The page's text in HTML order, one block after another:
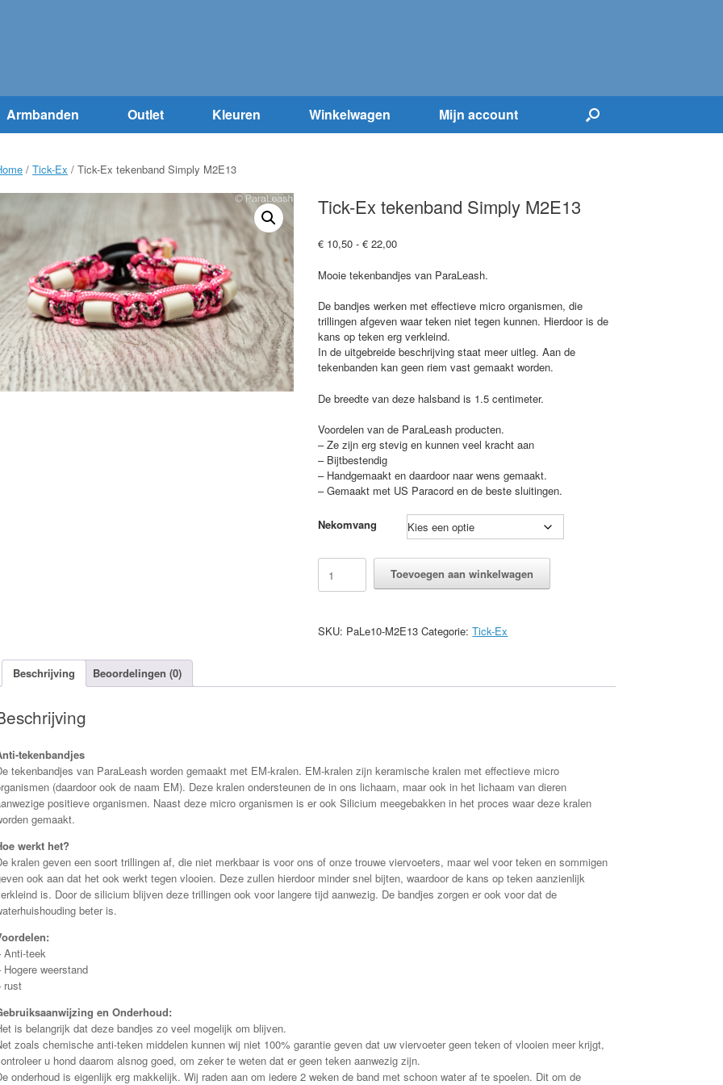
Armbanden Outlet Kleuren Winkelwagen Mijn account
/Tick-Ex / Tick-Ex tekenband Simply M2E13
Tick-Ex tekenband Simply M2E13
€ 10,50 - € 22,00Prijsklasse:
tot
Mooie tekenbandjes van ParaLeash.
De bandjes werken met effectieve micro organismen, die
trillingen afgeven waar teken niet tegen kunnen. Hierdoor is de
kans op teken erg verkleind.
In de uitgebreide beschrijving staat meer uitleg. Aan de
tekenbanden kan geen riem vast gemaakt worden.
De breedte van deze halsband is 1.5 centimeter.
Voordelen van de ParaLeash producten.
– Ze zijn erg stevig en kunnen veel kracht aan
– Bijtbestendig
– Handgemaakt en daardoor naar wens gemaakt.
– Gemaakt met US Paracord en de beste sluitingen.
Nekomvang
Tick-
Ex
tekenband
M2E13
Toevoegen aan winkelwagen
SKU: PaLe10-M2E13 Categorie:Tick-Ex
Beschrijving Beoordelingen (0)
tekenbandjes
tekenbandjes van ParaLeash worden gemaakt met EM-kralen. EM-kralen zijn keramische kralen met effectieve micro
(daardoor ook de naam EM). Deze kralen ondersteunen de in ons lichaam, maar ook in het lichaam van dieren
positieve organismen. Naast deze micro organismen is er ook Silicium meegebakken in het proces waar deze kralen
gemaakt.
werkt het?
kralen geven een soort trillingen af, die niet merkbaar is voor ons of onze trouwe viervoeters, maar wel voor teken en sommigen
ook aan dat het ook werkt tegen vlooien. Deze zullen hierdoor minder snel bijten, waardoor de kans op teken aanzienlijk
is. Door de silicium blijven deze trillingen ook voor langere tijd aanwezig. De bandjes zorgen er ook voor dat de
beter is.
Anti-teek
Hogere weerstand
rust
en Onderhoud:
is belangrijk dat deze bandjes zo veel mogelijk om blijven.
zoals chemische anti-teken middelen kunnen wij niet 100% garantie geven dat uw viervoeter geen teken of vlooien meer krijgt,
u hond daarom alsnog goed, om zeker te weten dat er geen teken aanwezig zijn.
onderhoud is eigenlijk erg makkelijk. Wij raden aan om iedere 2 weken de band met schoon water af te spoelen. Dit om de